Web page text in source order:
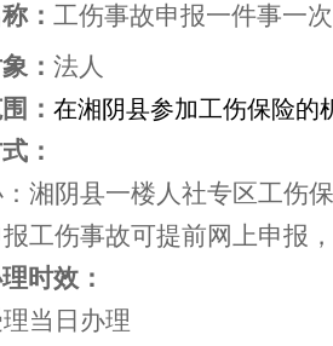
： 工伤事故申报一件事一
： 法人
： 在湘阴县参加工伤保险的
：
湘阴县一楼人社专区工伤
工伤事故可提前网上申报
时效：
当日办理